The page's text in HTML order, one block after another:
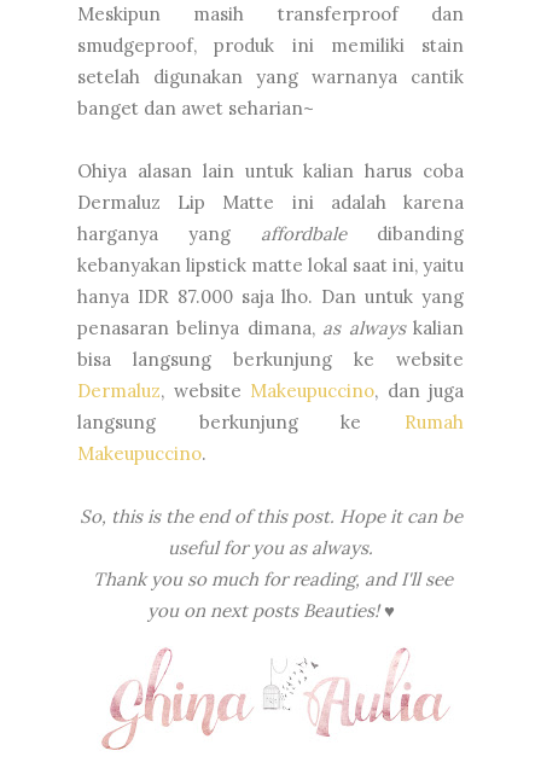
Meskipun masih transferproof dan
smudgeproof, produk ini memiliki stain
setelah digunakan yang warnanya cantik
banget dan awet seharian~
Ohiya alasan lain untuk kalian harus coba
Dermaluz Lip Matte ini adalah karena
harganya yang affordbale dibanding
kebanyakan lipstick matte lokal saat ini, yaitu
hanya IDR 87.000 saja lho. Dan untuk yang
penasaran belinya dimana, as alwayskalian
bisa langsung berkunjung ke website
Dermaluz, website Makeupuccino, dan juga
langsung berkunjung ke Rumah
Makeupuccino.
So, this is the end of this post. Hope it can be
useful for you as always.
Thank you so much for reading, and I'll see
you on next posts Beauties!♥